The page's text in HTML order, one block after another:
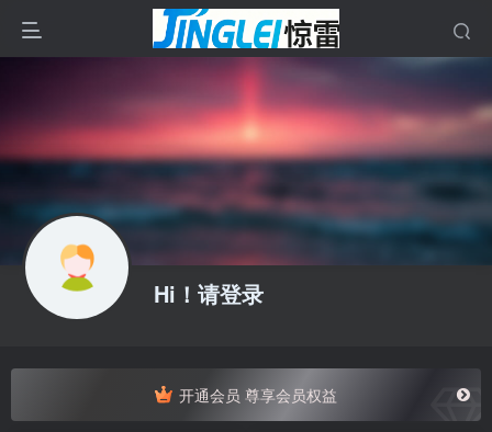
Hi！请登录
开通会员 尊享会员权益